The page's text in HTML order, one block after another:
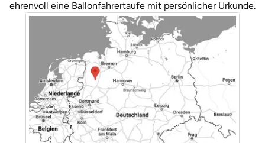
ehrenvoll eine Ballonfahrertaufe mit persönlicher Urkunde.
Dresden
Duisburg